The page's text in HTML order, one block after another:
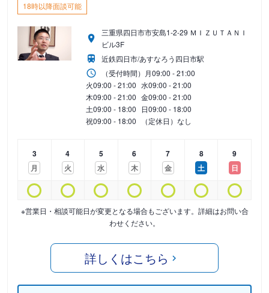
18時以降面談可能
三重県四日市市安島1-2-29 ＭＩＺＵＴＡＮＩ
ビル3F
近鉄四日市/あすなろう四日市駅
（受付時間） 月09:00 - 21:00
火09:00 - 21:00 水09:00 - 21:00
木09:00 - 21:00 金09:00 - 21:00
土09:00 - 18:00 日09:00 - 18:00
祝09:00 - 18:00 （定休日）なし
3
月
4
火
5
水
6
木
7
金
8
土
9
日
※営業日・相談可能日が変更となる場合もございます。詳細はお問い合
わせください。
詳しくはこちら